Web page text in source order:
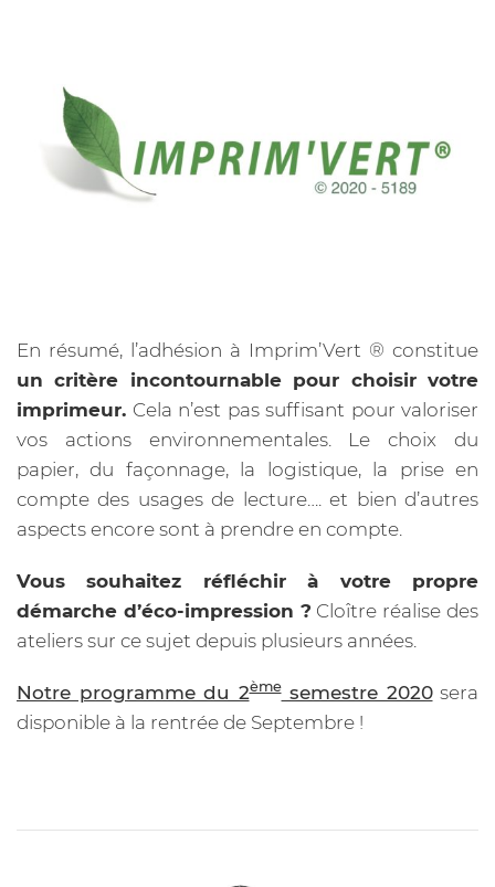
En résumé, l’adhésion à Imprim’Vert ® constitue
un critère incontournable pour choisir votre
imprimeur. Cela n’est pas suffisant pour valoriser
vos actions environnementales. Le choix du
papier, du façonnage, la logistique, la prise en
compte des usages de lecture…. et bien d’autres
aspects encore sont à prendre en compte.
Vous souhaitez réfléchir à votre propre
démarche d’éco-impression ? Cloître réalise des
ateliers sur ce sujet depuis plusieurs années.
Notre programme du 2èmesemestre 2020sera
disponible à la rentrée de Septembre !